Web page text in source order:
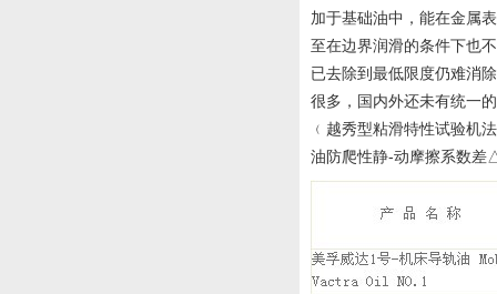
加于基础油中，能在金属
至在边界润滑的条件下也
已去除到最低限度仍难消
很多，国内外还未有统一
﹙越秀型粘滑特性试验机
油防爬性静-动摩擦系数